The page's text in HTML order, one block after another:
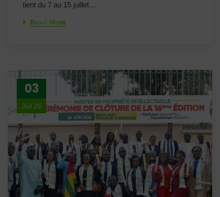
tient du 7 au 15 juillet…
Read More
03
Juil 26